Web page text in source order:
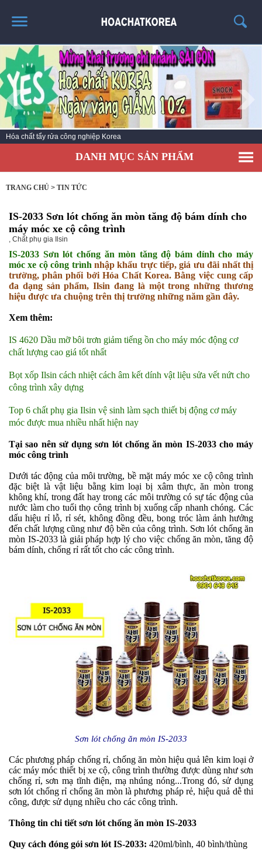
TRANG CHỦ
GIỚI THIỆU
THÔNG TIN SẢN PHẨM
TIN TỨC
LIÊN HỆ
Hóa chất vệ sinh làm sạch số 1 Hàn Quốc
DANH MỤC SẢN PHẨM
TRANG CHỦ > TIN TỨC
IS-2033 Sơn lót chống ăn mòn tăng độ bám dính cho
máy móc xe cộ công trình
, Chất phụ gia Ilsin
IS-2033 Sơn lót chống ăn mòn tăng độ bám dính cho máy
móc xe cộ công trình nhập khẩu trực tiếp, giá ưu đãi nhất thị
trường, phân phối bởi Hóa Chất Korea. Bằng việc cung cấp
đa dạng sản phẩm, Ilsin đang là một trong những thương
hiệu được ưa chuộng trên thị trường những năm gần đây.
Xem thêm:
IS 4620 Dầu mỡ bôi trơn giảm tiếng ồn cho máy móc động cơ
chất lượng cao giá tốt nhất
Bọt xốp Ilsin cách nhiệt cách âm kết dính vật liệu sửa vết nứt cho
công trình xây dựng
Top 6 chất phụ gia Ilsin vệ sinh làm sạch thiết bị động cơ máy
móc được mua nhiều nhất hiện nay
Tại sao nên sử dụng sơn lót chống ăn mòn IS-2033 cho máy
móc công trình
Dưới tác động của môi trường, bề mặt máy móc xe cộ công trình
đặc biệt là vật liệu bằng kim loại bị xâm thực, ăn mòn trong
không khí, trong đất hay trong các môi trường có sự tác động của
nước làm cho tuổi thọ công trình bị xuống cấp nhanh chóng. Các
dấu hiệu rỉ lỗ, rỉ sét, không đồng đều, bong tróc làm ảnh hưởng
đến chất lượng cũng như độ bền của công trình. Sơn lót chống ăn
mòn IS-2033 là giải pháp hợp lý cho việc chống ăn mòn, tăng độ
bám dính, chống rỉ rất tốt cho các công trình.
Sơn lót chống ăn mòn IS-2033
Các phương pháp chống rỉ, chống ăn mòn hiệu quả lên kim loại ở
các máy móc thiết bị xe cộ, công trình thường được dùng như sơn
chống rỉ, sơn mạ tĩnh điện, mạ nhúng nóng...Trong đó, sử dụng
sơn lót chống rỉ chống ăn mòn là phương pháp rẻ, hiệu quả dễ thi
công, được sử dụng nhiều cho các công trình.
Thông tin chi tiết sơn lót chống ăn mòn IS-2033
Quy cách đóng gói sơn lót IS-2033: 420ml/bình, 40 bình/thùng